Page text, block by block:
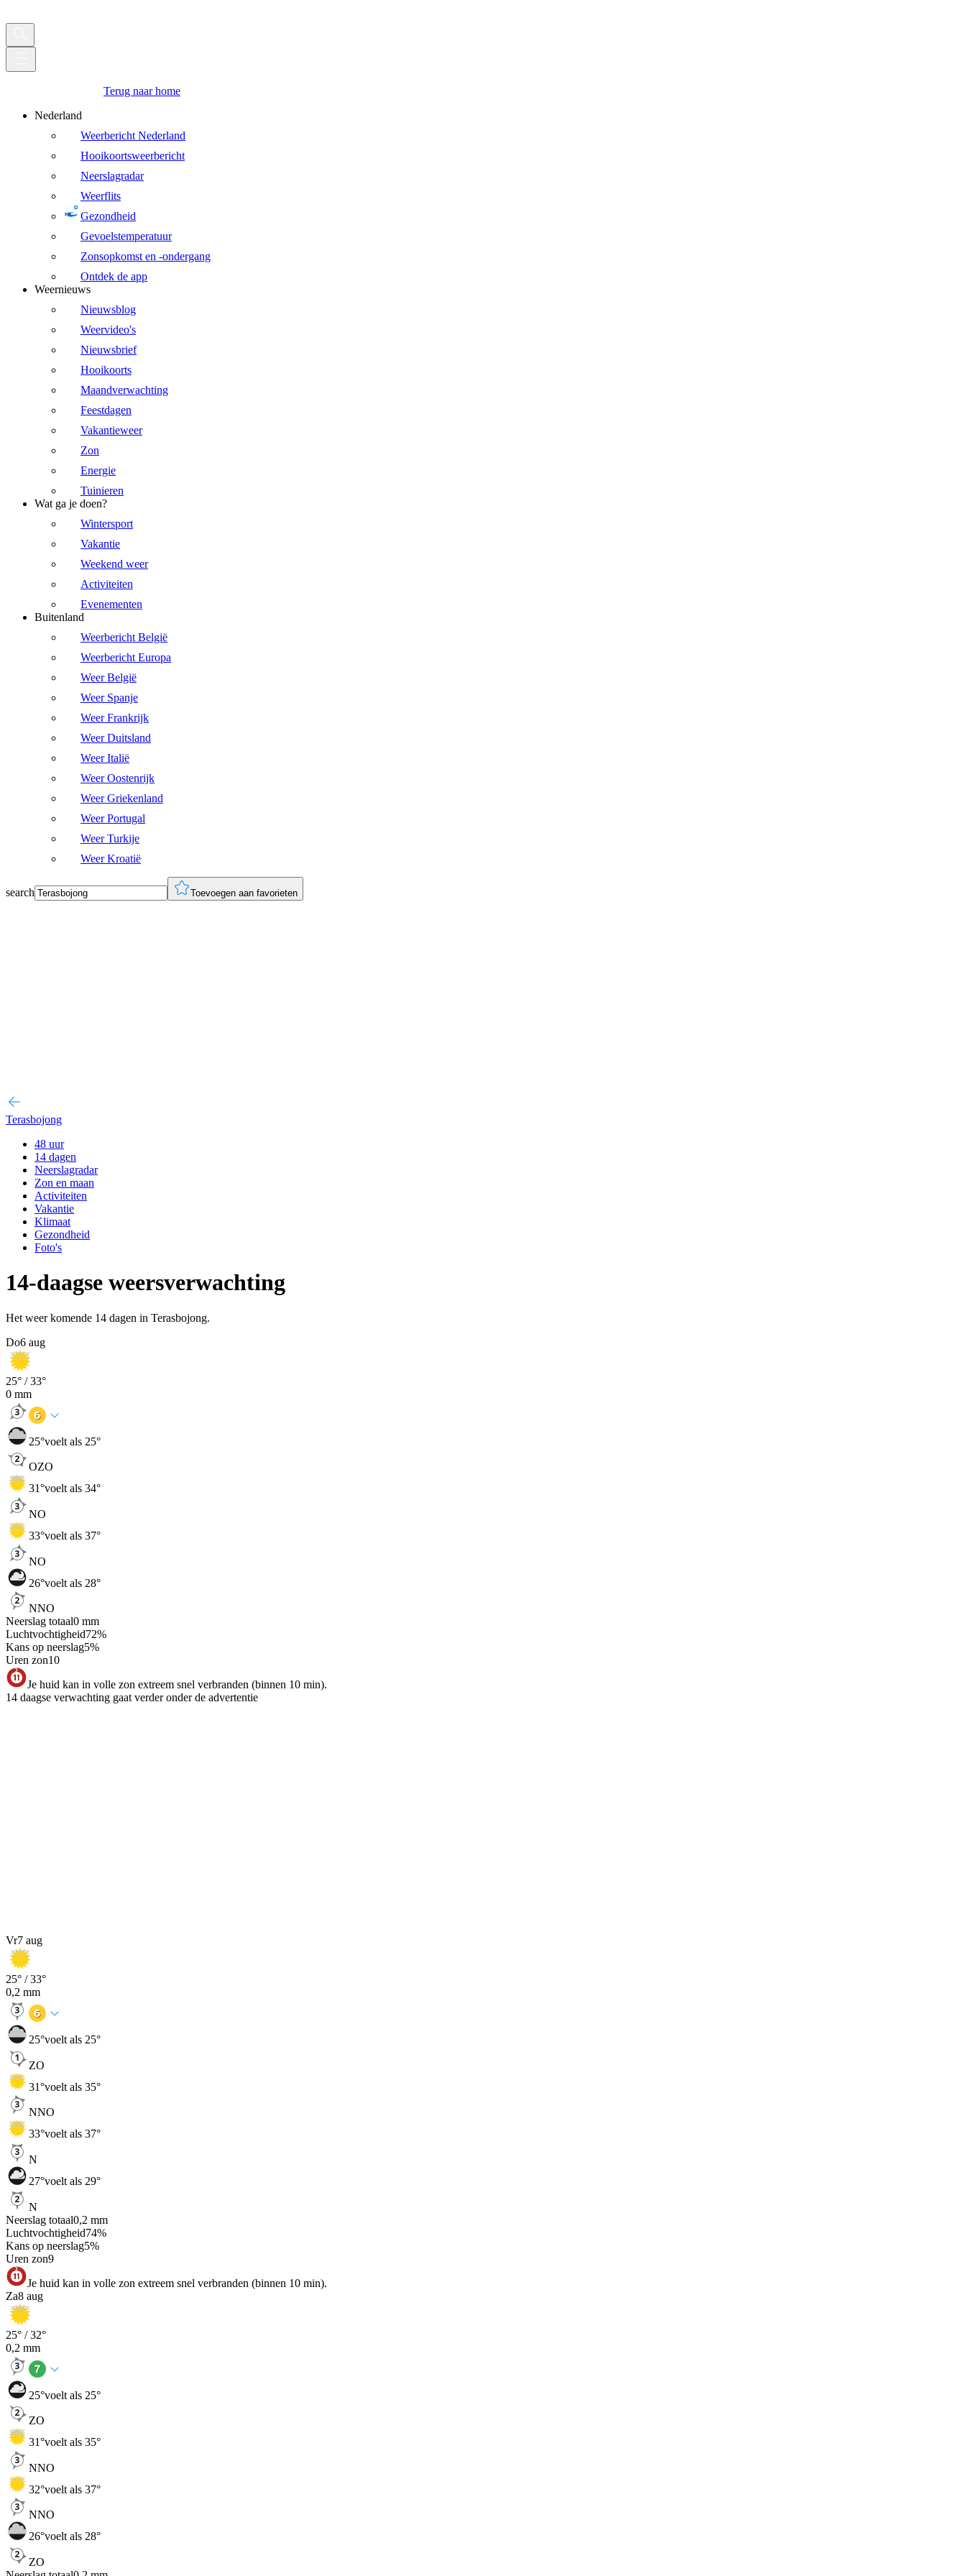
Terug naar home
Nederland
Weerbericht Nederland
Hooikoortsweerbericht
Neerslagradar
Weerflits
Gezondheid
Gevoelstemperatuur
Zonsopkomst en -ondergang
Ontdek de app
Weernieuws
Nieuwsblog
Weervideo's
Nieuwsbrief
Hooikoorts
Maandverwachting
Feestdagen
Vakantieweer
Zon
Energie
Tuinieren
Wat ga je doen?
Wintersport
Vakantie
Weekend weer
Activiteiten
Evenementen
Buitenland
Weerbericht België
Weerbericht Europa
Weer België
Weer Spanje
Weer Frankrijk
Weer Duitsland
Weer Italië
Weer Oostenrijk
Weer Griekenland
Weer Portugal
Weer Turkije
Weer Kroatië
search Toevoegen aan favorieten
Terasbojong
48 uur
14 dagen
Neerslagradar
Zon en maan
Activiteiten
Vakantie
Klimaat
Gezondheid
Foto's
14-daagse weersverwachting
Het weer komende 14 dagen in Terasbojong.
Do6 aug
25° /33°
0 mm
25°voelt als 25°
OZO
31°voelt als 34°
NO
33°voelt als 37°
NO
26°voelt als 28°
NNO
Neerslag totaal0 mm
Luchtvochtigheid72%
Kans op neerslag5%
Uren zon10
Je huid kan in volle zon extreem snel verbranden (binnen 10 min).
14 daagse verwachting gaat verder onder de advertentie
Vr7 aug
25° /33°
0,2 mm
25°voelt als 25°
ZO
31°voelt als 35°
NNO
33°voelt als 37°
N
27°voelt als 29°
N
Neerslag totaal0,2 mm
Luchtvochtigheid74%
Kans op neerslag5%
Uren zon9
Je huid kan in volle zon extreem snel verbranden (binnen 10 min).
Za8 aug
25° /32°
0,2 mm
25°voelt als 25°
ZO
31°voelt als 35°
NNO
32°voelt als 37°
NNO
26°voelt als 28°
ZO